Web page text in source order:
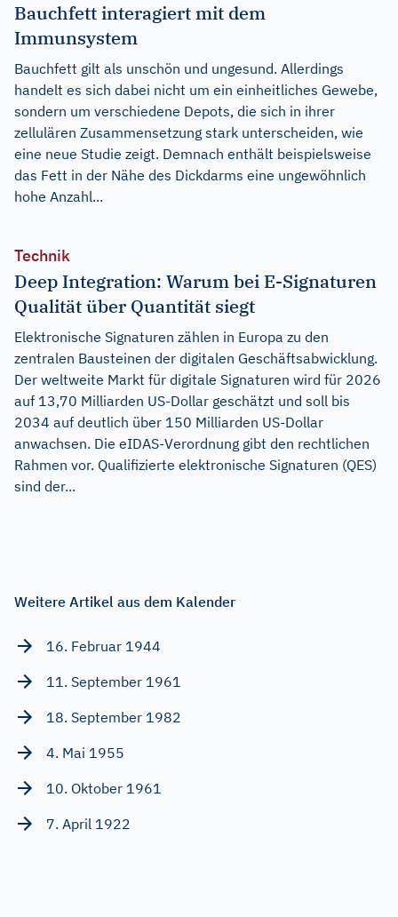
Bauchfett interagiert mit dem
Immunsystem
Bauchfett gilt als unschön und ungesund. Allerdings
handelt es sich dabei nicht um ein einheitliches Gewebe,
sondern um verschiedene Depots, die sich in ihrer
zellulären Zusammensetzung stark unterscheiden, wie
eine neue Studie zeigt. Demnach enthält beispielsweise
das Fett in der Nähe des Dickdarms eine ungewöhnlich
hohe Anzahl...
Technik
Deep Integration: Warum bei E-Signaturen
Qualität über Quantität siegt
Elektronische Signaturen zählen in Europa zu den
zentralen Bausteinen der digitalen Geschäftsabwicklung.
Der weltweite Markt für digitale Signaturen wird für 2026
auf 13,70 Milliarden US-Dollar geschätzt und soll bis
2034 auf deutlich über 150 Milliarden US-Dollar
anwachsen. Die eIDAS-Verordnung gibt den rechtlichen
Rahmen vor. Qualifizierte elektronische Signaturen (QES)
sind der...
Weitere Artikel aus dem Kalender
16. Februar 1944
11. September 1961
18. September 1982
4. Mai 1955
10. Oktober 1961
7. April 1922